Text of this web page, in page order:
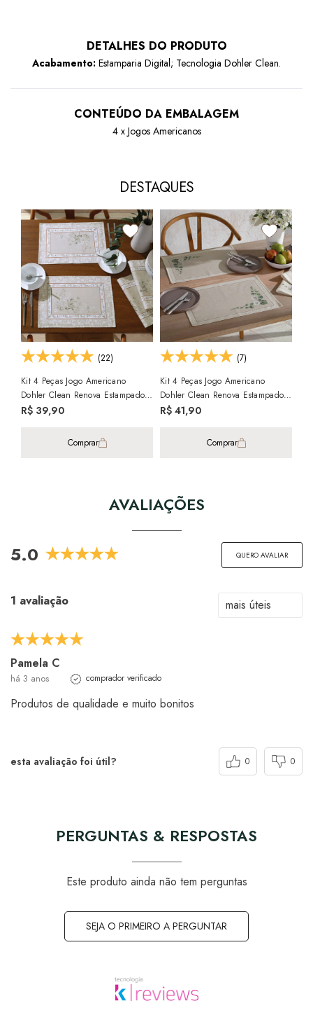
DETALHES DO PRODUTO
Acabamento: Estamparia Digital; Tecnologia Dohler Clean.
CONTEÚDO DA EMBALAGEM
4 x Jogos Americanos
DESTAQUES
(22)
Kit 4 Peças Jogo Americano
Dohler Clean Renova Estampado
Digital Adele
R$ 39,90
Comprar
(7)
Kit 4 Peças Jogo Americano
Dohler Clean Renova Estampado
Digital Botânica Flores
R$ 41,90
Comprar
AVALIAÇÕES
5.0 QUERO AVALIAR
1 avaliação
Pamela C
há 3 anos comprador verificado
Produtos de qualidade e muito bonitos
esta avaliação foi útil? 0 0
PERGUNTAS & RESPOSTAS
Este produto ainda não tem perguntas
SEJA O PRIMEIRO A PERGUNTAR